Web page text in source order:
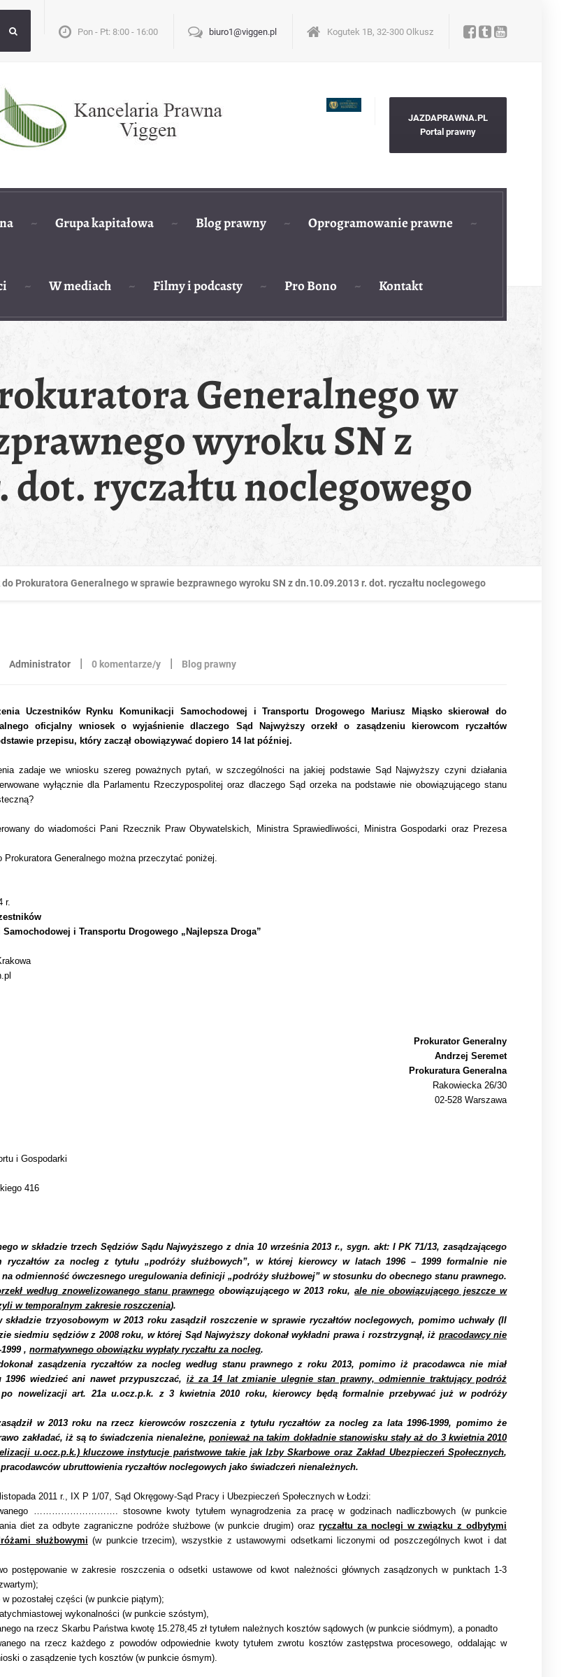
Pon - Pt: 8:00 - 16:00
biuro1@viggen.pl Kogutek 1B, 32-300 Olkusz
JAZDAPRAWNA.PL
Portal prawny
Grupa kapitałowa Blog prawny Oprogramowanie prawne
W mediach Filmy i podcasty Pro Bono Kontakt
Generalnego w
wyroku SN z
dot. ryczałtu noclegowego
do Prokuratora Generalnego w sprawie bezprawnego wyroku SN z dn.10.09.2013 r. dot. ryczałtu noclegowego
Administrator | 0 komentarze/y | Blog prawny
Uczestników Rynku Komunikacji Samochodowej i Transportu Drogowego Mariusz Miąsko skierował do
oficjalny wniosek o wyjaśnienie dlaczego Sąd Najwyższy orzekł o zasądzeniu kierowcom ryczałtów
przepisu, który zaczął obowiązywać dopiero 14 lat później.
zadaje we wniosku szereg poważnych pytań, w szczególności na jakiej podstawie Sąd Najwyższy czyni działania
wyłącznie dla Parlamentu Rzeczypospolitej oraz dlaczego Sąd orzeka na podstawie nie obowiązującego stanu
do wiadomości Pani Rzecznik Praw Obywatelskich, Ministra Sprawiedliwości, Ministra Gospodarki oraz Prezesa
Prokuratora Generalnego można przeczytać poniżej.
r.
i Transportu Drogowego „Najlepsza Droga”
Prokurator Generalny
Andrzej Seremet
Prokuratura Generalna
Rakowiecka 26/30
02-528 Warszawa
i Gospodarki
416
w składzie trzech Sędziów Sądu Najwyższego z dnia 10 września 2013 r., sygn. akt: I PK 71/13, zasądzającego
ryczałtów za nocleg z tytułu „podróży służbowych”, w której kierowcy w latach 1996 – 1999 formalnie nie
odmienność ówczesnego uregulowania definicji „podróży służbowej” w stosunku do obecnego stanu prawnego.
według znowelizowanego stanu prawnegoobowiązującego w 2013 roku,ale nie obowiązującego jeszcze w
w temporalnym zakresie roszczenia).
składzie trzyosobowym w 2013 roku zasądził roszczenie w sprawie ryczałtów noclegowych, pomimo uchwały (II
siedmiu sędziów z 2008 roku, w której Sąd Najwyższy dokonał wykładni prawa i rozstrzygnął, iż pracodawcy nie
, normatywnego obowiązku wypłaty ryczałtu za nocleg.
zasądzenia ryczałtów za nocleg według stanu prawnego z roku 2013, pomimo iż pracodawca nie miał
wiedzieć ani nawet przypuszczać, iż za 14 lat zmianie ulegnie stan prawny, odmiennie traktujący podróż
nowelizacji art. 21a u.ocz.p.k. z 3 kwietnia 2010 roku, kierowcy będą formalnie przebywać już w podróży
w 2013 roku na rzecz kierowców roszczenia z tytułu ryczałtów za nocleg za lata 1996-1999, pomimo że
zakładać, iż są to świadczenia nienależne, ponieważ na takim dokładnie stanowisku stały aż do 3 kwietnia 2010
u.ocz.p.k.) kluczowe instytucje państwowe takie jak Izby Skarbowe oraz Zakład Ubezpieczeń Społecznych,
ubruttowienia ryczałtów noclegowych jako świadczeń nienależnych.
2011 r., IX P 1/07, Sąd Okręgowy-Sąd Pracy i Ubezpieczeń Społecznych w Łodzi:
………………………. stosowne kwoty tytułem wynagrodzenia za pracę w godzinach nadliczbowych (w punkcie
diet za odbyte zagraniczne podróże służbowe (w punkcie drugim) orazryczałtu za noclegi w związku z odbytymi
służbowymi (w punkcie trzecim), wszystkie z ustawowymi odsetkami liczonymi od poszczególnych kwot i dat
postępowanie w zakresie roszczenia o odsetki ustawowe od kwot należności głównych zasądzonych w punktach 1-3
w pozostałej części (w punkcie piątym);
wykonalności (w punkcie szóstym),
na rzecz Skarbu Państwa kwotę 15.278,45 zł tytułem należnych kosztów sądowych (w punkcie siódmym), a ponadto
na rzecz każdego z powodów odpowiednie kwoty tytułem zwrotu kosztów zastępstwa procesowego, oddalając w
o zasądzenie tych kosztów (w punkcie ósmym).